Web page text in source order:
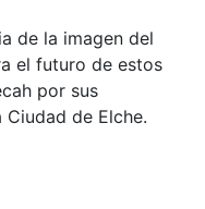
de la imagen del
el futuro de estos
por sus
de Elche.